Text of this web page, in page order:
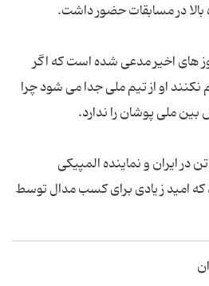
بالا در مسابقات حضور داشت.
های اخیر مدعی شده است که اگر
نکنند او از تیم ملی جدا می شود چرا
ملی پوشان را ندارد.
در ایران و نماینده المپیکی
امید ز یادی برای کسب مدال توسط